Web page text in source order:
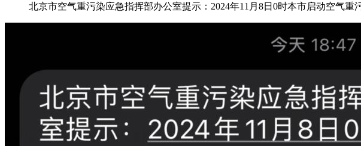
北京市空气重污染应急指挥部办公室提示：2024年11月8日0时本市启动空气重